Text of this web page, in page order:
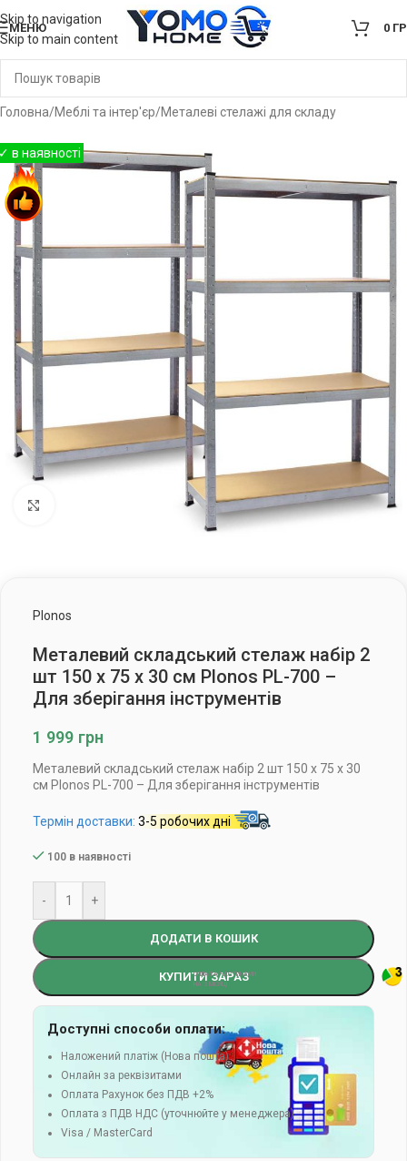
Skip to navigation
Skip to main content
МЕНЮ 0
Головна/Меблі та інтер'єр/Металеві стелажі для складу
Клацніть, щоб збільшити
Plonos
Металевий складський стелаж набір 2
шт 150 x 75 x 30 см Plonos PL-700 –
Для зберігання інструментів
1 999 грн
Металевий складський стелаж набір 2 шт 150 x 75 x 30
см Plonos PL-700 – Для зберігання інструментів
Термін доставки: 3-5 робочих дні
100 в наявності
- +
ДОДАТИ В КОШИК
КУПИТИ ЗАРАЗ
Доступні способи оплати:
Наложений платіж (Нова пошта)
Онлайн за реквізитами
Оплата Рахунок без ПДВ +2%
Оплата з ПДВ НДС (уточнюйте у менеджера)
Visa / MasterCard